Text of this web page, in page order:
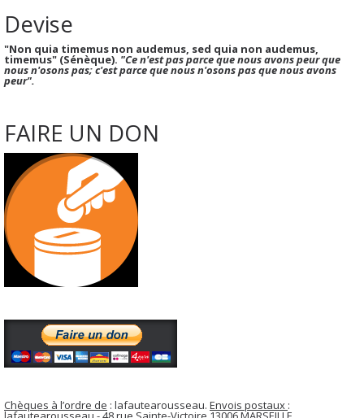
Devise
"Non quia timemus non audemus, sed quia non audemus,
timemus" (Sénèque). "Ce n'est pas parce que nous avons peur que
nous n'osons pas; c'est parce que nous n'osons pas que nous avons
peur".
FAIRE UN DON
Chèques à l’ordre de : lafautearousseau. Envois postaux :